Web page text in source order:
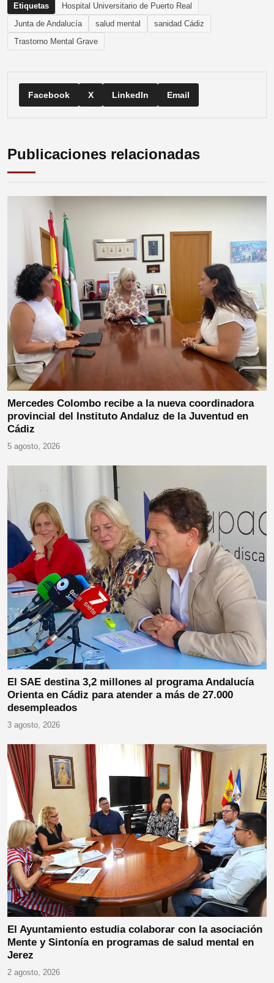
Etiquetas
Hospital Universitario de Puerto Real
Junta de Andalucía
salud mental
sanidad Cádiz
Trastorno Mental Grave
Facebook X LinkedIn Email
Publicaciones relacionadas
Mercedes Colombo recibe a la nueva coordinadora
provincial del Instituto Andaluz de la Juventud en
Cádiz
5 agosto, 2026
El SAE destina 3,2 millones al programa Andalucía
Orienta en Cádiz para atender a más de 27.000
desempleados
3 agosto, 2026
El Ayuntamiento estudia colaborar con la asociación
Mente y Sintonía en programas de salud mental en
Jerez
2 agosto, 2026